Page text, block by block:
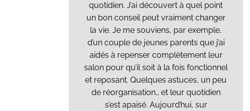
quotidien. J’ai découvert à quel point
un bon conseil peut vraiment changer
la vie. Je me souviens, par exemple,
d’un couple de jeunes parents que j’ai
aidés à repenser complètement leur
salon pour qu’il soit à la fois fonctionnel
et reposant. Quelques astuces, un peu
de réorganisation… et leur quotidien
s’est apaisé. Aujourd’hui, sur